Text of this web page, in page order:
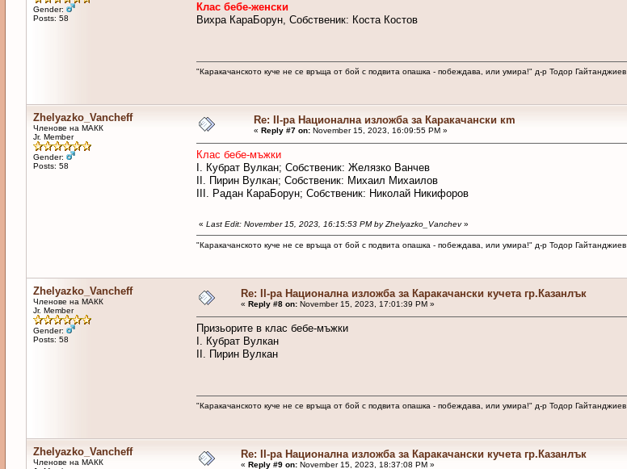
Gender:
Posts: 58
Клас бебе-женски
Вихра КараБорун, Собственик: Коста Костов
"Каракачанското куче не се връща от бой с подвита опашка - побеждава, или умира!" д-р Тодор Гайтанджиев
Zhelyazko_Vancheff
Членове на МАКК
Jr. Member
Gender:
Posts: 58
Re: II-ра Национална изложба за Каракачански кm
« Reply #7 on:November 15, 2023, 16:09:55 PM »
Клас бебе-мъжки
I. Кубрат Вулкан; Собственик: Желязко Ванчев
II. Пирин Вулкан; Собственик: Михаил Михаилов
III. Радан КараБорун; Собственик: Николай Никифоров
« Last Edit: November 15, 2023, 16:15:53 PM by Zhelyazko_Vanchev»
"Каракачанското куче не се връща от бой с подвита опашка - побеждава, или умира!" д-р Тодор Гайтанджиев
Zhelyazko_Vancheff
Членове на МАКК
Jr. Member
Gender:
Posts: 58
Re: II-ра Национална изложба за Каракачански кучета гр.Казанлък
« Reply #8 on:November 15, 2023, 17:01:39 PM »
Призьорите в клас бебе-мъжки
I. Кубрат Вулкан
II. Пирин Вулкан
"Каракачанското куче не се връща от бой с подвита опашка - побеждава, или умира!" д-р Тодор Гайтанджиев
Zhelyazko_Vancheff
Членове на МАКК
Re: II-ра Национална изложба за Каракачански кучета гр.Казанлък
« Reply #9 on:November 15, 2023, 18:37:08 PM »